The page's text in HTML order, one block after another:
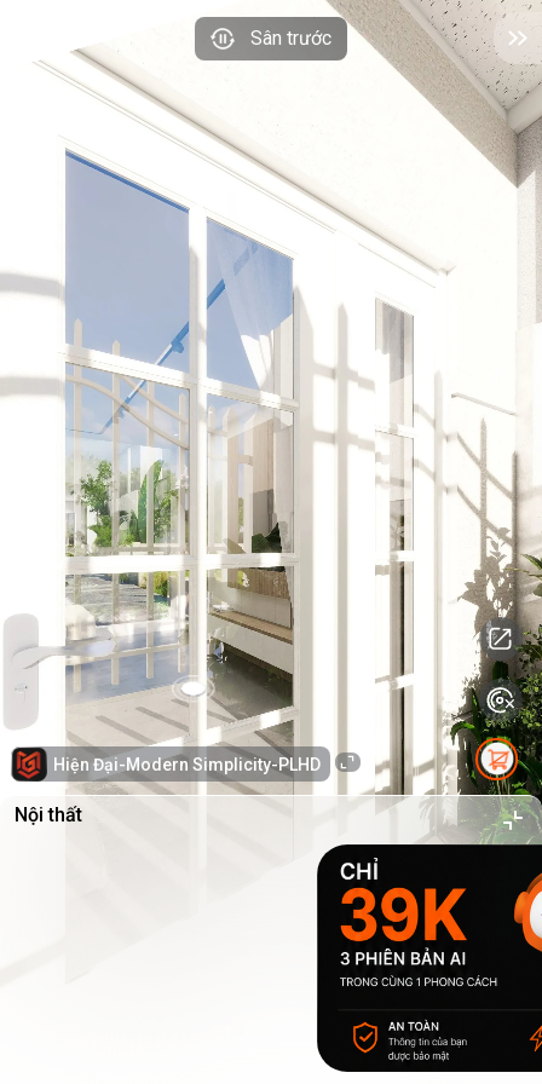
Sân trước
Hiện Đại-Modern Simplicity-PLHD
Nội thất